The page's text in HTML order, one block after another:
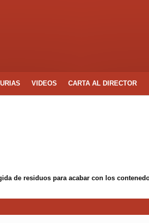
VIDEOS CARTA AL DIRECTOR
de residuos para acabar con los